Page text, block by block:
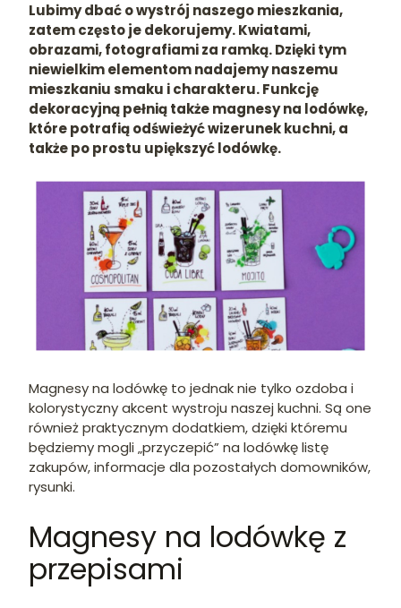
Lubimy dbać o wystrój naszego mieszkania,
zatem często je dekorujemy. Kwiatami,
obrazami, fotografiami za ramką. Dzięki tym
niewielkim elementom nadajemy naszemu
mieszkaniu smaku i charakteru. Funkcję
dekoracyjną pełnią także magnesy na lodówkę,
które potrafią odświeżyć wizerunek kuchni, a
także po prostu upiększyć lodówkę.
Magnesy na lodówkę to jednak nie tylko ozdoba i
kolorystyczny akcent wystroju naszej kuchni. Są one
również praktycznym dodatkiem, dzięki któremu
będziemy mogli „przyczepić” na lodówkę listę
zakupów, informacje dla pozostałych domowników,
rysunki.
Magnesy na lodówkę z
przepisami